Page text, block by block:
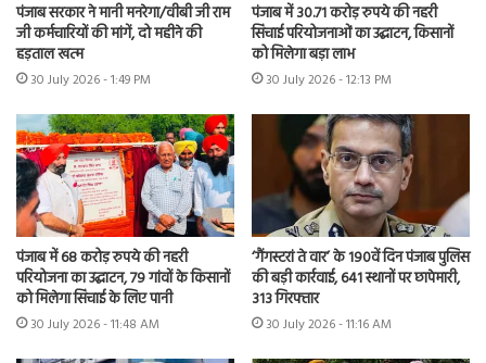
पंजाब सरकार ने मानी मनरेगा/वीबी जी राम
जी कर्मचारियों की मांगें, दो महीने की
हड़ताल खत्म
30 July 2026 - 1:49 PM
पंजाब में 30.71 करोड़ रुपये की नहरी
सिंचाई परियोजनाओं का उद्घाटन, किसानों
को मिलेगा बड़ा लाभ
30 July 2026 - 12:13 PM
पंजाब में 68 करोड़ रुपये की नहरी
परियोजना का उद्घाटन, 79 गांवों के किसानों
को मिलेगा सिंचाई के लिए पानी
30 July 2026 - 11:48 AM
‘गैंगस्टरां ते वार’ के 190वें दिन पंजाब पुलिस
की बड़ी कार्रवाई, 641 स्थानों पर छापेमारी,
313 गिरफ्तार
30 July 2026 - 11:16 AM